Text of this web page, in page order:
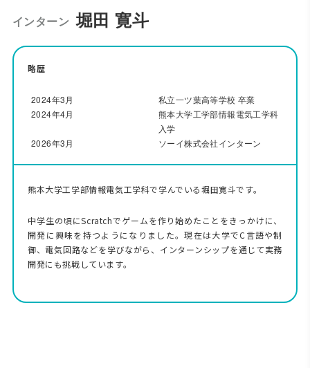
インターン 堀田 寛斗
略歴
2024年3月
私立一ツ葉高等学校 卒業
2024年4月
熊本大学工学部情報電気工学科
入学
2026年3月
ソーイ株式会社インターン
熊本大学工学部情報電気工学科で学んでいる堀田寛斗です。
中学生の頃にScratchでゲームを作り始めたことをきっかけに、
開発に興味を持つようになりました。現在は大学でC言語や制
御、電気回路などを学びながら、インターンシップを通じて実務
開発にも挑戦しています。